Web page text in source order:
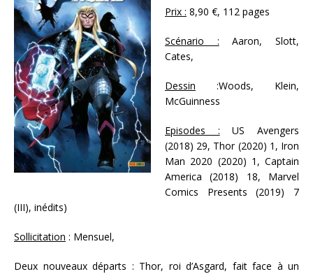
Prix : 8,90 €, 112 pages
Scénario : Aaron, Slott,
Cates,
Dessin :Woods, Klein,
McGuinness
Episodes : US Avengers
(2018) 29, Thor (2020) 1, Iron
Man 2020 (2020) 1, Captain
America (2018) 18, Marvel
Comics Presents (2019) 7
(III), inédits)
Sollicitation : Mensuel,
Deux nouveaux départs : Thor, roi d’Asgard, fait face à un